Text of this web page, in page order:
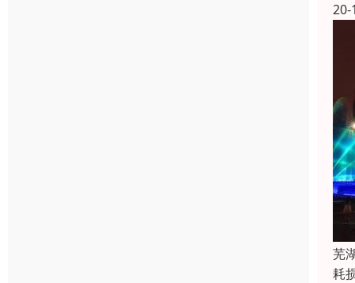
20-
芜
耗